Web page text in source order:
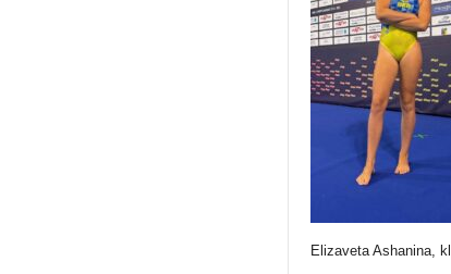
Elizaveta Ashanina,